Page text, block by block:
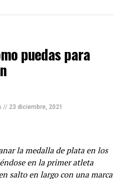
atletas pero
de
no tener los
pistas, las
de progresar
están grandes en
en sus últimas
puedas para
// 23 diciembre, 2021
la medalla de plata en los
en la primer atleta
salto en largo con una marca